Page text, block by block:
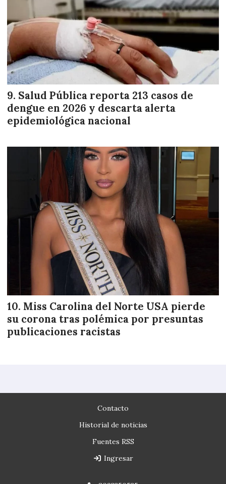
Salud Pública reporta 213 casos de
dengue en 2026 y descarta alerta
epidemiológica nacional
Miss Carolina del Norte USA pierde
su corona tras polémica por presuntas
publicaciones racistas
Contacto
Historial de noticias
Fuentes RSS
Ingresar